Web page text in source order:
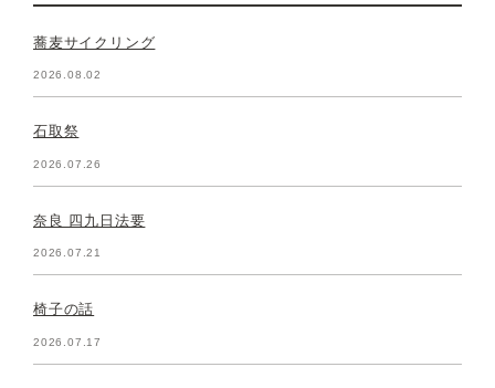
蕎麦サイクリング
2026.08.02
石取祭
2026.07.26
奈良 四九日法要
2026.07.21
椅子の話
2026.07.17